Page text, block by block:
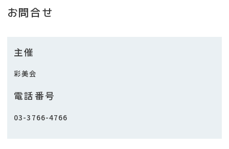
お問合せ
主催
彩美会
電話番号
03-3766-4766